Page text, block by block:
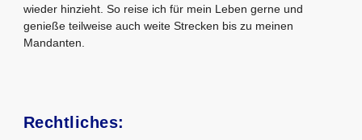
wieder hinzieht. So reise ich für mein Leben gerne und
genieße teilweise auch weite Strecken bis zu meinen
Mandanten.
Rechtliches: